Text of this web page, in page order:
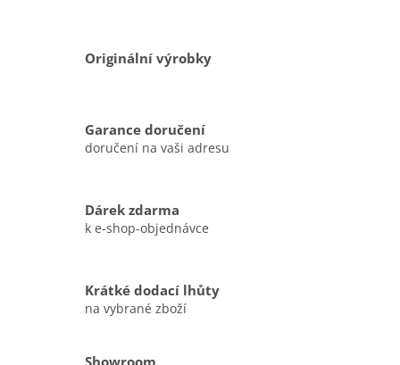
Originální výrobky
Garance doručení
doručení na vaši adresu
Dárek zdarma
k e-shop-objednávce
Krátké dodací lhůty
na vybrané zboží